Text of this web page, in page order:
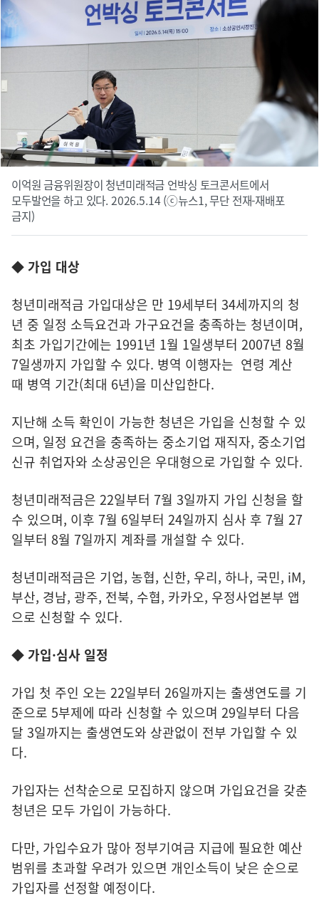
이억원 금융위원장이 청년미래적금 언박싱 토크콘서트에서
모두발언을 하고 있다. 2026.5.14 (ⓒ뉴스1, 무단 전재-재배포
금지)
◆ 가입 대상
청년미래적금 가입대상은 만 19세부터 34세까지의 청
년 중 일정 소득요건과 가구요건을 충족하는 청년이며,
최초 가입기간에는 1991년 1월 1일생부터 2007년 8월
7일생까지 가입할 수 있다. 병역 이행자는 연령 계산
때 병역 기간(최대 6년)을 미산입한다.
지난해 소득 확인이 가능한 청년은 가입을 신청할 수 있
으며, 일정 요건을 충족하는 중소기업 재직자, 중소기업
신규 취업자와 소상공인은 우대형으로 가입할 수 있다.
청년미래적금은 22일부터 7월 3일까지 가입 신청을 할
수 있으며, 이후 7월 6일부터 24일까지 심사 후 7월 27
일부터 8월 7일까지 계좌를 개설할 수 있다.
청년미래적금은 기업, 농협, 신한, 우리, 하나, 국민, iM,
부산, 경남, 광주, 전북, 수협, 카카오, 우정사업본부 앱
으로 신청할 수 있다.
◆ 가입·심사 일정
가입 첫 주인 오는 22일부터 26일까지는 출생연도를 기
준으로 5부제에 따라 신청할 수 있으며 29일부터 다음
달 3일까지는 출생연도와 상관없이 전부 가입할 수 있
다.
가입자는 선착순으로 모집하지 않으며 가입요건을 갖춘
청년은 모두 가입이 가능하다.
다만, 가입수요가 많아 정부기여금 지급에 필요한 예산
범위를 초과할 우려가 있으면 개인소득이 낮은 순으로
가입자를 선정할 예정이다.